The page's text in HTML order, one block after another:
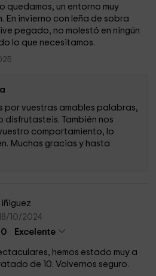
quedamos, un entorno muy
En invierno con leña de sobra
pegado, no molestó en ningún
lo que necesitamos.
por vuestras amables palabras,
disfrutasteis. También nos
comportamiento, lo
Muchas gracias y hasta
10/2024
Excelente
hemos estado muy a
de 10. Volvernos seguro.